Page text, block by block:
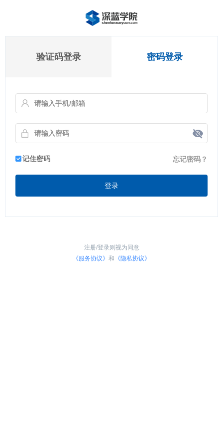
验证码登录 密码登录
忘记密码？
记住密码
登录
注册/登录则视为同意
《服务协议》 和 《隐私协议》